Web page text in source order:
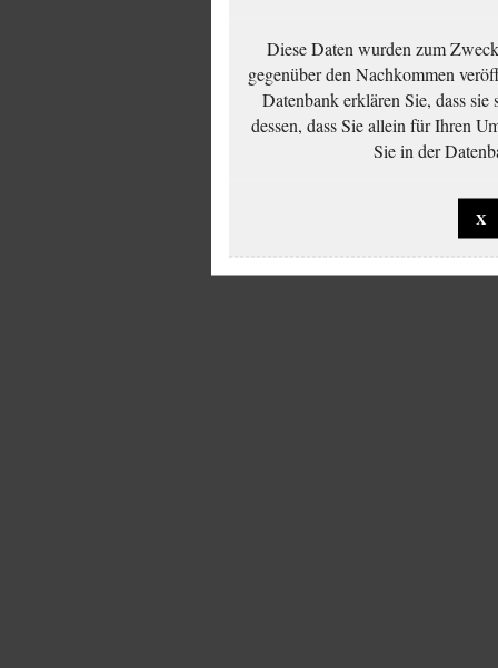
Diese Daten wurden zum
gegenüber den Nachkommen
Datenbank erklären Sie, dass sie
dessen, dass Sie allein für Ihren
Sie in der
X